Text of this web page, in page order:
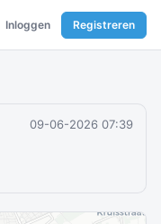
Inloggen Registreren
09-06-2026 07:39